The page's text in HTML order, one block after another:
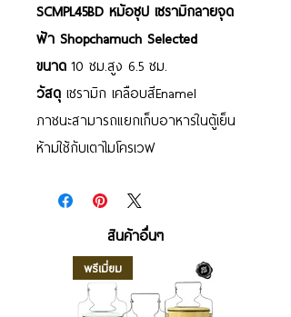
SCMPL45BD หม้อซุป เซรามิกลายจุด
ฟ้า Shopchamuch Selected
ขนาด 10 ซม.สูง 6.5 ซม.
วัสดุ เซรามิก เคลือบสีEnamel
ภาชนะสามารถแยกเก็บอาหารในตู้เย็น
ห้ามใช้กับเตาไมโครเวฟ
สินค้าอื่นๆ
พรีเมี่ยม